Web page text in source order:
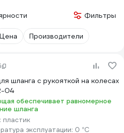
Фильтры
Цена Производители
шланга с рукояткой на колесах
04
обеспечивает равномерное
шланга
пластик
эксплуатации: 0 °С